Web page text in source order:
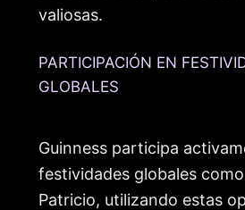
valiosas.
PARTICIPACIÓN EN
GLOBALES
Guinness participa
festividades globales
Patricio, utilizando estas